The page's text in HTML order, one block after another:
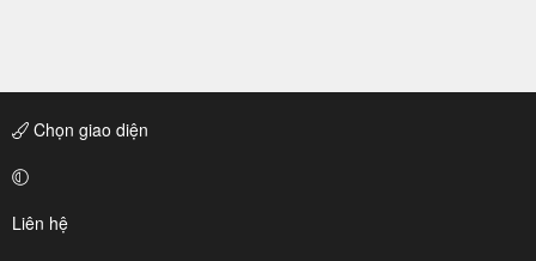
Chọn giao diện
Liên hệ